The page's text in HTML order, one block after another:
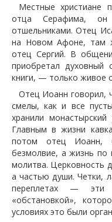
Местные христиане
отца Серафима, он
отшельниками. Отец
на Новом Афоне, там
отец Сергий. В
приобретал
книги, — только живое
Отец Иоанн говорил,
смелы, как и все
хранили
Главным в жизни
потом отец Иоанн,
безмолвие, а жизнь по
молитва. Церковность
а частью души. Четки,
переплетах —
«обстановкой»,
условиях это были